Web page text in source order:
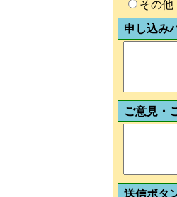
その他
申し込み
ご意見・
送信ボタ